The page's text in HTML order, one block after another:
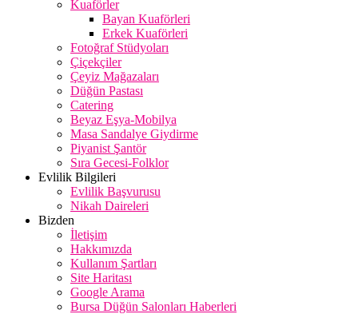
Kuaförler
Bayan Kuaförleri
Erkek Kuaförleri
Fotoğraf Stüdyoları
Çiçekçiler
Çeyiz Mağazaları
Düğün Pastası
Catering
Beyaz Eşya-Mobilya
Masa Sandalye Giydirme
Piyanist Şantör
Sıra Gecesi-Folklor
Evlilik Bilgileri
Evlilik Başvurusu
Nikah Daireleri
Bizden
İletişim
Hakkımızda
Kullanım Şartları
Site Haritası
Google Arama
Bursa Düğün Salonları Haberleri